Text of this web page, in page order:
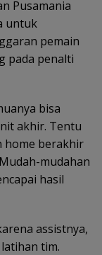
Pusamania
untuk
pemain
pada penalti
bisa
akhir. Tentu
home berakhir
mudahan
hasil
assistnya,
tim.